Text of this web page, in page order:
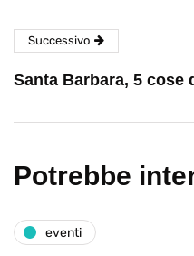
Successivo
Santa Barbara, 5 cose
Potrebbe
eventi